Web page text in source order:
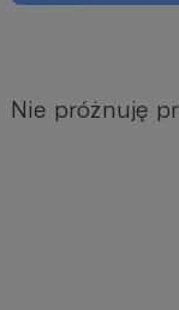
Nie próżnuję